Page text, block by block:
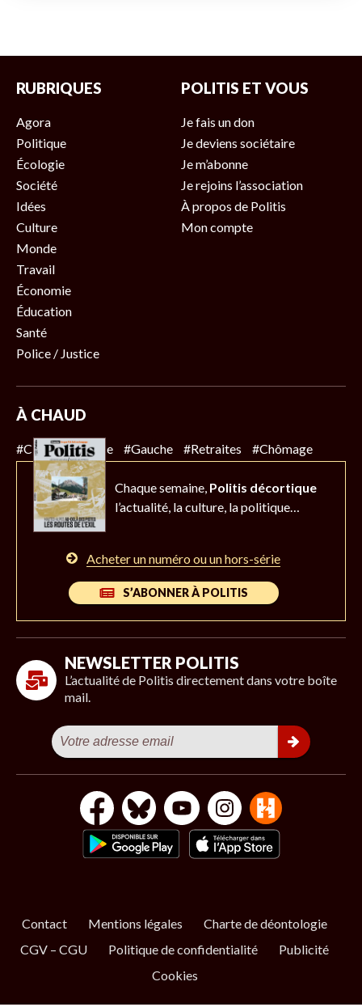
RUBRIQUES
Agora
Politique
Écologie
Société
Idées
Culture
Monde
Travail
Économie
Éducation
Santé
Police / Justice
POLITIS ET VOUS
Je fais un don
Je deviens sociétaire
Je m’abonne
Je rejoins l’association
À propos de Politis
Mon compte
À CHAUD
#Climat #Police #Gauche #Retraites #Chômage
Chaque semaine, Politis décortique
l’actualité, la culture, la politique…
Acheter un numéro ou un hors-série
S’ABONNER À POLITIS
NEWSLETTER POLITIS
L’actualité de Politis directement dans votre boîte
mail.
Contact Mentions légales
Charte de déontologie
CGV – CGU
Politique de confidentialité
Publicité
Cookies